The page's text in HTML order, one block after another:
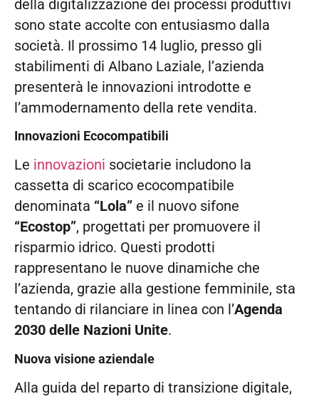
della digitalizzazione dei processi produttivi
sono state accolte con entusiasmo dalla
società. Il prossimo 14 luglio, presso gli
stabilimenti di Albano Laziale, l’azienda
presenterà le innovazioni introdotte e
l’ammodernamento della rete vendita.
Innovazioni Ecocompatibili
Le innovazioni societarie includono la
cassetta di scarico ecocompatibile
denominata “Lola” e il nuovo sifone
“Ecostop”, progettati per promuovere il
risparmio idrico. Questi prodotti
rappresentano le nuove dinamiche che
l’azienda, grazie alla gestione femminile, sta
tentando di rilanciare in linea con l’Agenda
2030 delle Nazioni Unite.
Nuova visione aziendale
Alla guida del reparto di transizione digitale,